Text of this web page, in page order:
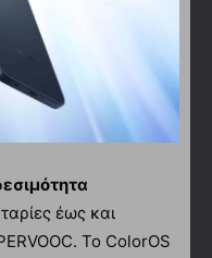
έως και
Το ColorOS